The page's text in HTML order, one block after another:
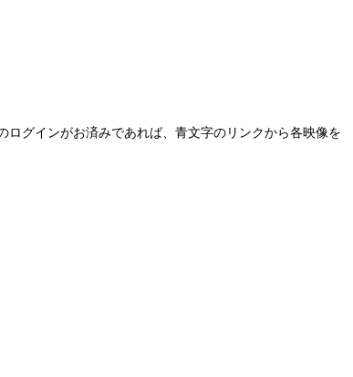
グインがお済みであれば、青文字のリンクから各映像を